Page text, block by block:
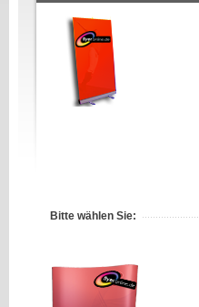
Bitte wählen Sie: